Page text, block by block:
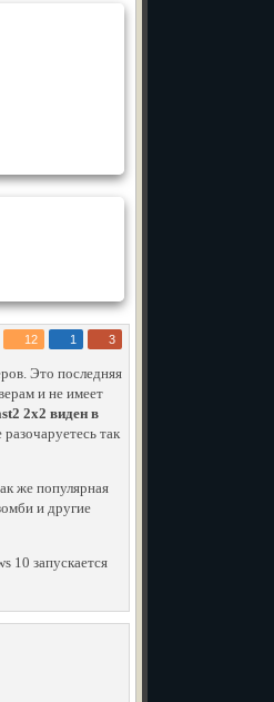
12 1 3
Это последняя
и не имеет
2x2 виден в
так
же популярная
и другие
10 запускается